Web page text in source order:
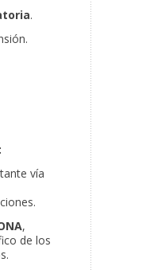
.
vía
,
de los